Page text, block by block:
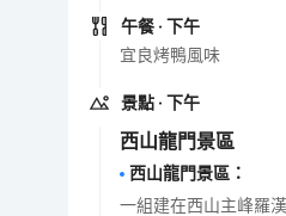
午餐 · 下午
宜良烤鴨風味
景點 · 下午
西山龍門景區
西山龍門景區 ：
一組建在西山主峰羅